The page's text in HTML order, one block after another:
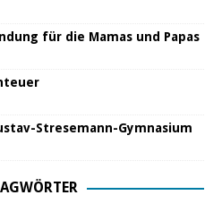
für die Mamas und Papas
Stresemann-Gymnasium